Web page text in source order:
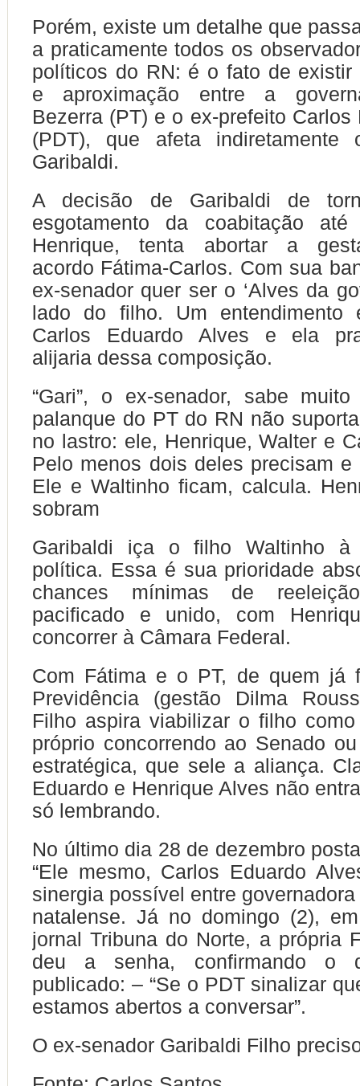
Porém, existe um detalhe que
a praticamente todos os
políticos do RN: é o fato de existir
e aproximação entre a
Bezerra (PT) e o ex-prefeito Carlos
(PDT), que afeta indiretamente
Garibaldi.
A decisão de Garibaldi de
esgotamento da coabitação
Henrique, tenta abortar a
acordo Fátima-Carlos. Com sua
ex-senador quer ser o ‘Alves da
lado do filho. Um entendimento
Carlos Eduardo Alves e ela
alijaria dessa composição.
“Gari”, o ex-senador, sabe
palanque do PT do RN não
no lastro: ele, Henrique, Walter e
Pelo menos dois deles precisam e
Ele e Waltinho ficam, calcula.
sobram
Garibaldi iça o filho Waltinho à
política. Essa é sua prioridade
chances mínimas de
pacificado e unido, com
concorrer à Câmara Federal.
Com Fátima e o PT, de quem já
Previdência (gestão Dilma
Filho aspira viabilizar o filho
próprio concorrendo ao Senado
estratégica, que sele a aliança.
Eduardo e Henrique Alves não
só lembrando.
No último dia 28 de dezembro
“Ele mesmo, Carlos Eduardo
sinergia possível entre
natalense. Já no domingo (2),
jornal Tribuna do Norte, a própria
deu a senha, confirmando o
publicado: – “Se o PDT sinalizar
estamos abertos a conversar”.
O ex-senador Garibaldi Filho